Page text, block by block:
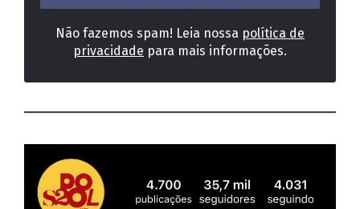
Não fazemos spam! Leia nossa política de
privacidade para mais informações.